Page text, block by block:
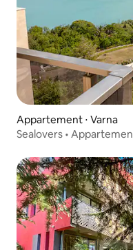
Appartement ⋅ Varna
Sealovers •